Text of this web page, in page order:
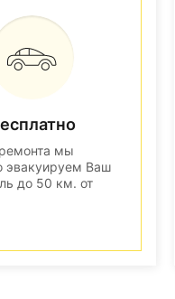
мы
эвакуируем Ваш
до 50 км. от